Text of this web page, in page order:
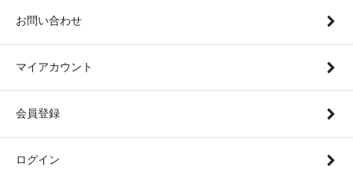
お問い合わせ
マイアカウント
会員登録
ログイン